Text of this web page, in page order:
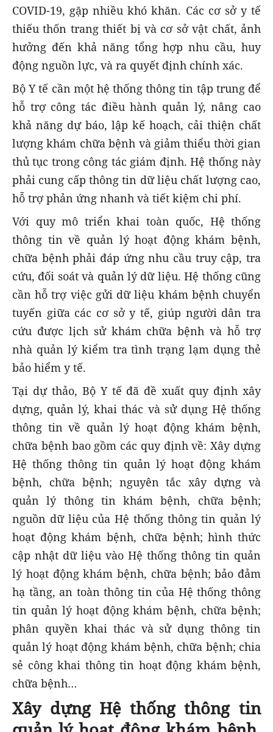
COVID-19, gặp nhiều khó khăn. Các cơ sở y tế
thiếu thốn trang thiết bị và cơ sở vật chất, ảnh
hưởng đến khả năng tổng hợp nhu cầu, huy
động nguồn lực, và ra quyết định chính xác.
Bộ Y tế cần một hệ thống thông tin tập trung để
hỗ trợ công tác điều hành quản lý, nâng cao
khả năng dự báo, lập kế hoạch, cải thiện chất
lượng khám chữa bệnh và giảm thiểu thời gian
thủ tục trong công tác giám định. Hệ thống này
phải cung cấp thông tin dữ liệu chất lượng cao,
hỗ trợ phản ứng nhanh và tiết kiệm chi phí.
Với quy mô triển khai toàn quốc, Hệ thống
thông tin về quản lý hoạt động khám bệnh,
chữa bệnh phải đáp ứng nhu cầu truy cập, tra
cứu, đối soát và quản lý dữ liệu. Hệ thống cũng
cần hỗ trợ việc gửi dữ liệu khám bệnh chuyển
tuyến giữa các cơ sở y tế, giúp người dân tra
cứu được lịch sử khám chữa bệnh và hỗ trợ
nhà quản lý kiểm tra tình trạng lạm dụng thẻ
bảo hiểm y tế.
Tại dự thảo, Bộ Y tế đã đề xuất quy định xây
dựng, quản lý, khai thác và sử dụng Hệ thống
thông tin về quản lý hoạt động khám bệnh,
chữa bệnh bao gồm các quy định về: Xây dựng
Hệ thống thông tin quản lý hoạt động khám
bệnh, chữa bệnh; nguyên tắc xây dựng và
quản lý thông tin khám bệnh, chữa bệnh;
nguồn dữ liệu của Hệ thống thông tin quản lý
hoạt động khám bệnh, chữa bệnh; hình thức
cập nhật dữ liệu vào Hệ thống thông tin quản
lý hoạt động khám bệnh, chữa bệnh; bảo đảm
hạ tầng, an toàn thông tin của Hệ thống thông
tin quản lý hoạt động khám bệnh, chữa bệnh;
phân quyền khai thác và sử dụng thông tin
quản lý hoạt động khám bệnh, chữa bệnh; chia
sẻ công khai thông tin hoạt động khám bệnh,
chữa bệnh…
Xây dựng Hệ thống thông tin